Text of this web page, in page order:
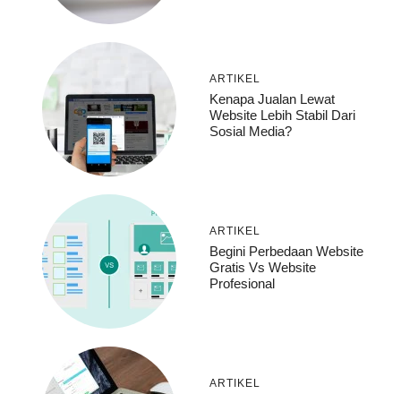
ARTIKEL
Kenapa Jualan Lewat
Website Lebih Stabil Dari
Sosial Media?
ARTIKEL
Begini Perbedaan Website
Gratis Vs Website
Profesional
ARTIKEL